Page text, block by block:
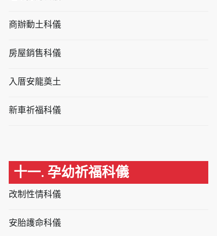
商辦動土科儀
房屋銷售科儀
入厝安龍奠土
新車祈福科儀
十一. 孕幼祈福科儀
改制性情科儀
安胎護命科儀